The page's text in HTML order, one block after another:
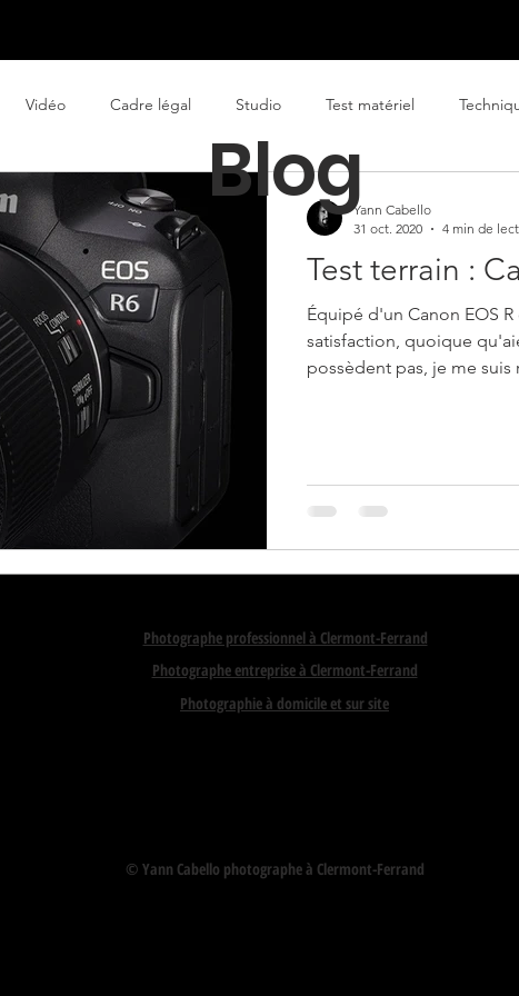
Vidéo Cadre légal Studio Test matériel
entreprise spectacle vivant infographiste
Test terrain :
Équipé d'un Canon EOS
satisfaction, quoique
possèdent pas, je me
Yann Cabello
31 oct. 2020
4 min de
Blog
Photographe professionnel à Clermont-Ferrand
Photographe entreprise à Clermont-Ferrand
Photographie à domicile et sur site
© Yann Cabello photographe à Clermont-Ferrand